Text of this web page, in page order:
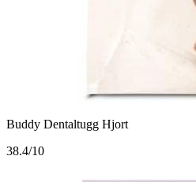
Buddy Dentaltugg Hjort
38.4/10